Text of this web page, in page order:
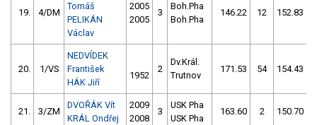
19. 4/DM
Tomáš
PELIKÁN
Václav
2005
2005
3
Boh.Pha
Boh.Pha
146.22 12 152.83
20. 1/VS
NEDVÍDEK
František
HÁK Jiří
1952
2
Dv.Král.
Trutnov
171.53 54 154.43
21. 3/ZM
DVOŘÁK Vít
KRÁL Ondřej
2009
2008
3
USK Pha
USK Pha
163.60 2 150.70